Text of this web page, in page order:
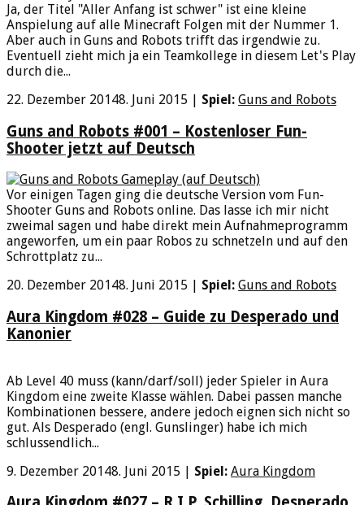
Ja, der Titel "Aller Anfang ist schwer" ist eine kleine
Anspielung auf alle Minecraft Folgen mit der Nummer 1.
Aber auch in Guns and Robots trifft das irgendwie zu.
Eventuell zieht mich ja ein Teamkollege in diesem Let's Play
durch die...
22. Dezember 20148. Juni 2015 | Spiel: Guns and Robots
Guns and Robots #001 – Kostenloser Fun-
Shooter jetzt auf Deutsch
Vor einigen Tagen ging die deutsche Version vom Fun-
Shooter Guns and Robots online. Das lasse ich mir nicht
zweimal sagen und habe direkt mein Aufnahmeprogramm
angeworfen, um ein paar Robos zu schnetzeln und auf den
Schrottplatz zu...
20. Dezember 20148. Juni 2015 Spiel: Guns and Robots
Aura Kingdom #028 – Guide zu Desperado und
Kanonier
Ab Level 40 muss (kann/darf/soll) jeder Spieler in Aura
Kingdom eine zweite Klasse wählen. Dabei passen manche
Kombinationen bessere, andere jedoch eignen sich nicht so
gut. Als Desperado (engl. Gunslinger) habe ich mich
schlussendlich...
9. Dezember 20148. Juni 2015 | Spiel: Aura Kingdom